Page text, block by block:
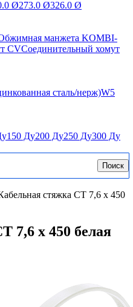
Ø273.0 Ø326.0 Ø
манжета KOMBI-
CVСоединительный хомут
сталь/нерж)W5
150 Ду200 Ду250 Ду300 Ду
Поиск
стяжка CT 7,6 x 450
7,6 x 450 белая